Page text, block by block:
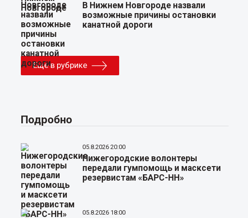
В Нижнем Новгороде назвали
возможные причины остановки
канатной дороги
Еще в рубрике
Подробно
05.8.2026 20:00
Нижегородские волонтеры
передали гумпомощь и масксети
резервистам «БАРС-НН»
05.8.2026 18:00